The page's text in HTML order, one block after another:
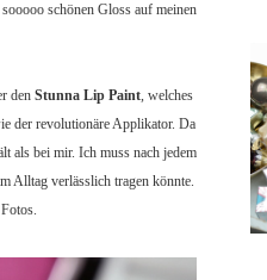
schönen Gloss auf meinen
den Stunna Lip Paint, welches
der revolutionäre Applikator. Da
als bei mir. Ich muss nach jedem
Alltag verlässlich tragen könnte.